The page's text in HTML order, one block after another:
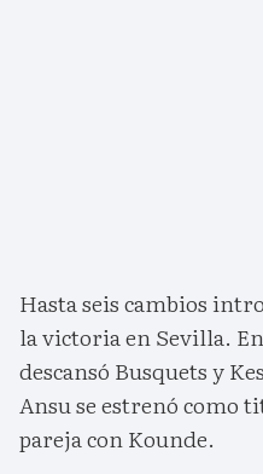
Hasta seis cambios
la victoria en Sevilla.
descansó Busquets y
Ansu se estrenó como
pareja con Kounde.